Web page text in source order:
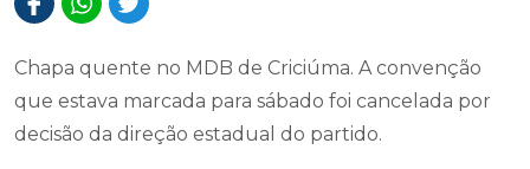
Chapa quente no MDB de Criciúma. A convenção
que estava marcada para sábado foi cancelada por
decisão da direção estadual do partido.